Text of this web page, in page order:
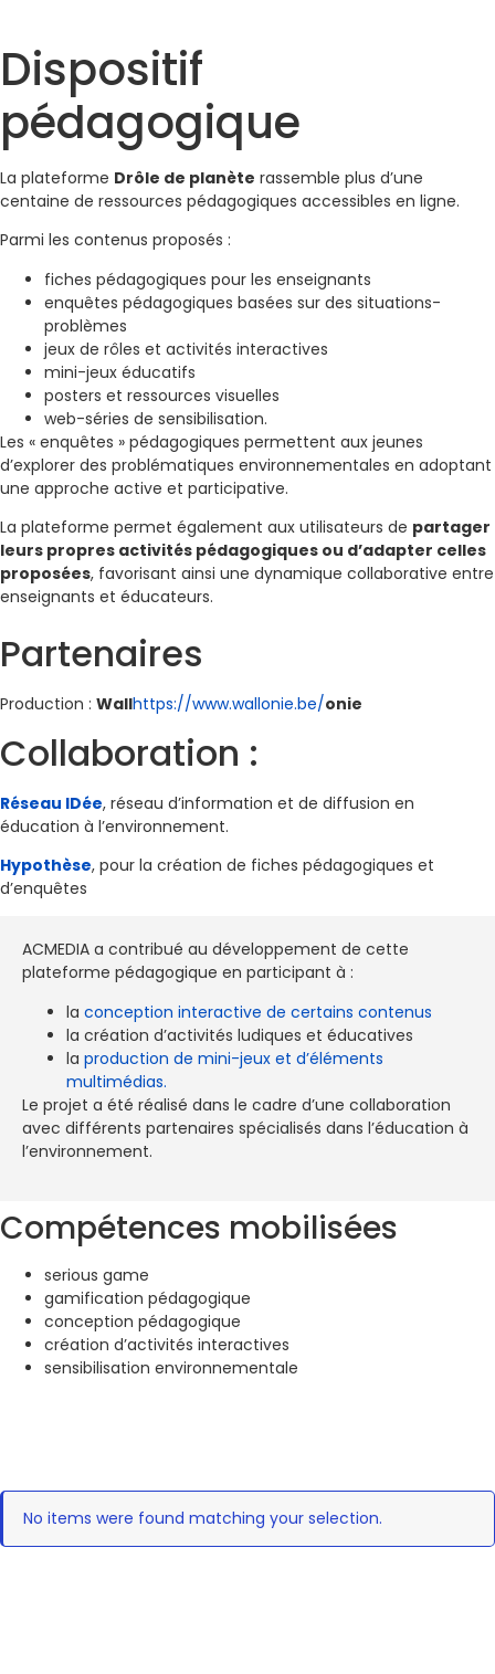
Dispositif
pédagogique
La plateforme Drôle de planète rassemble plus d’une
centaine de ressources pédagogiques accessibles en ligne.
Parmi les contenus proposés :
fiches pédagogiques pour les enseignants
enquêtes pédagogiques basées sur des situations-
problèmes
jeux de rôles et activités interactives
mini-jeux éducatifs
posters et ressources visuelles
web-séries de sensibilisation.
Les « enquêtes » pédagogiques permettent aux jeunes
d’explorer des problématiques environnementales en adoptant
une approche active et participative.
La plateforme permet également aux utilisateurs de partager
leurs propres activités pédagogiques ou d’adapter celles
proposées, favorisant ainsi une dynamique collaborative entre
enseignants et éducateurs.
Partenaires
Production : Wallhttps://www.wallonie.be/onie
Collaboration :
Réseau IDée, réseau d’information et de diffusion en
éducation à l’environnement.
Hypothèse, pour la création de fiches pédagogiques et
d’enquêtes
ACMEDIA a contribué au développement de cette
plateforme pédagogique en participant à :
la conception interactive de certains contenus
la création d’activités ludiques et éducatives
la production de mini-jeux et d’éléments
multimédias.
Le projet a été réalisé dans le cadre d’une collaboration
avec différents partenaires spécialisés dans l’éducation à
l’environnement.
Compétences mobilisées
serious game
gamification pédagogique
conception pédagogique
création d’activités interactives
sensibilisation environnementale
No items were found matching your selection.